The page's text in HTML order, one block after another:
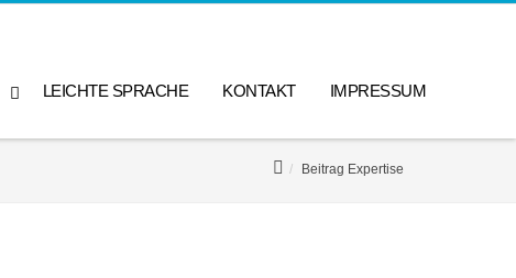
LEICHTE SPRACHE KONTAKT IMPRESSUM
Beitrag Expertise